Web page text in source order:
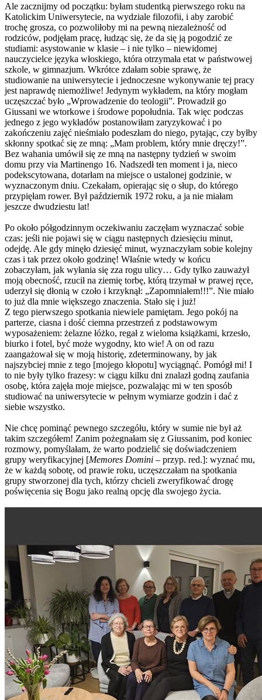
Ale zacznijmy od początku: byłam studentką pierwszego roku na
Katolickim Uniwersytecie, na wydziale filozofii, i aby zarobić
trochę grosza, co pozwoliłoby mi na pewną niezależność od
rodziców, podjęłam pracę, łudząc się, że da się ją pogodzić ze
studiami: asystowanie w klasie – i nie tylko – niewidomej
nauczycielce języka włoskiego, która otrzymała etat w państwowej
szkole, w gimnazjum. Wkrótce zdałam sobie sprawę, że
studiowanie na uniwersytecie i jednoczesne wykonywanie tej pracy
jest naprawdę niemożliwe! Jedynym wykładem, na który mogłam
uczęszczać było „Wprowadzenie do teologii”. Prowadził go
Giussani we wtorkowe i środowe popołudnia. Tak więc podczas
jednego z jego wykładów postanowiłam zaryzykować i po
zakończeniu zajęć nieśmiało podeszłam do niego, pytając, czy byłby
skłonny spotkać się ze mną: „Mam problem, który mnie dręczy!”.
Bez wahania umówił się ze mną na następny tydzień w swoim
domu przy via Martinengo 16. Nadszedł ten moment i ja, nieco
podekscytowana, dotarłam na miejsce o ustalonej godzinie, w
wyznaczonym dniu. Czekałam, opierając się o słup, do którego
przypięłam rower. Był październik 1972 roku, a ja nie miałam
jeszcze dwudziestu lat!
Po około półgodzinnym oczekiwaniu zaczęłam wyznaczać sobie
czas: jeśli nie pojawi się w ciągu następnych dziesięciu minut,
odejdę. Ale gdy minęło dziesięć minut, wyznaczyłam sobie kolejny
czas i tak przez około godzinę! Właśnie wtedy w końcu
zobaczyłam, jak wyłania się zza rogu ulicy… Gdy tylko zauważył
moją obecność, rzucił na ziemię torbę, którą trzymał w prawej ręce,
uderzył się dłonią w czoło i krzyknął: „Zapomniałem!!!”. Nie miało
to już dla mnie większego znaczenia. Stało się i już!
Z tego pierwszego spotkania niewiele pamiętam. Jego pokój na
parterze, ciasna i dość ciemna przestrzeń z podstawowym
wyposażeniem: żelazne łóżko, regał z wieloma książkami, krzesło,
biurko i fotel, być może wygodny, kto wie! A on od razu
zaangażował się w moją historię, zdeterminowany, by jak
najszybciej mnie z tego [mojego kłopotu] wyciągnąć. Pomógł mi! I
to nie były tylko frazesy: w ciągu kilku dni znalazł godną zaufania
osobę, która zajęła moje miejsce, pozwalając mi w ten sposób
studiować na uniwersytecie w pełnym wymiarze godzin i dać z
siebie wszystko.
Nie chcę pominąć pewnego szczegółu, który w sumie nie był aż
takim szczegółem! Zanim pożegnałam się z Giussanim, pod koniec
rozmowy, pomyślałam, że warto podzielić się doświadczeniem
grupy weryfikacyjnej [Memores Domini – przyp. red.]: wyznać mu,
że w każdą sobotę, od prawie roku, uczęszczałam na spotkania
grupy stworzonej dla tych, którzy chcieli zweryfikować drogę
poświęcenia się Bogu jako realną opcję dla swojego życia.